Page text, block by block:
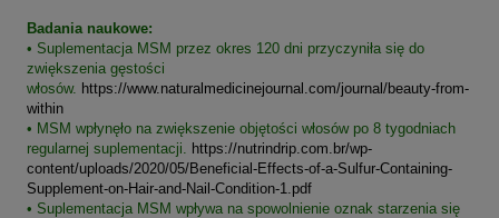
Badania naukowe:
• Suplementacja MSM przez okres 120 dni przyczyniła się do
zwiększenia gęstości
włosów. https://www.naturalmedicinejournal.com/journal/beauty-from-
within
• MSM wpłynęło na zwiększenie objętości włosów po 8 tygodniach
regularnej suplementacji.
https://nutrindrip.com.br/wp-
content/uploads/2020/05/Beneficial-Effects-of-a-Sulfur-Containing-
Supplement-on-Hair-and-Nail-Condition-1.pdf
• Suplementacja MSM wpływa na spowolnienie oznak starzenia się